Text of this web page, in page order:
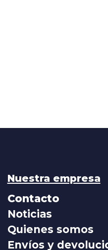
Nuestra empresa
Contacto
Noticias
Quienes somos
Envíos y